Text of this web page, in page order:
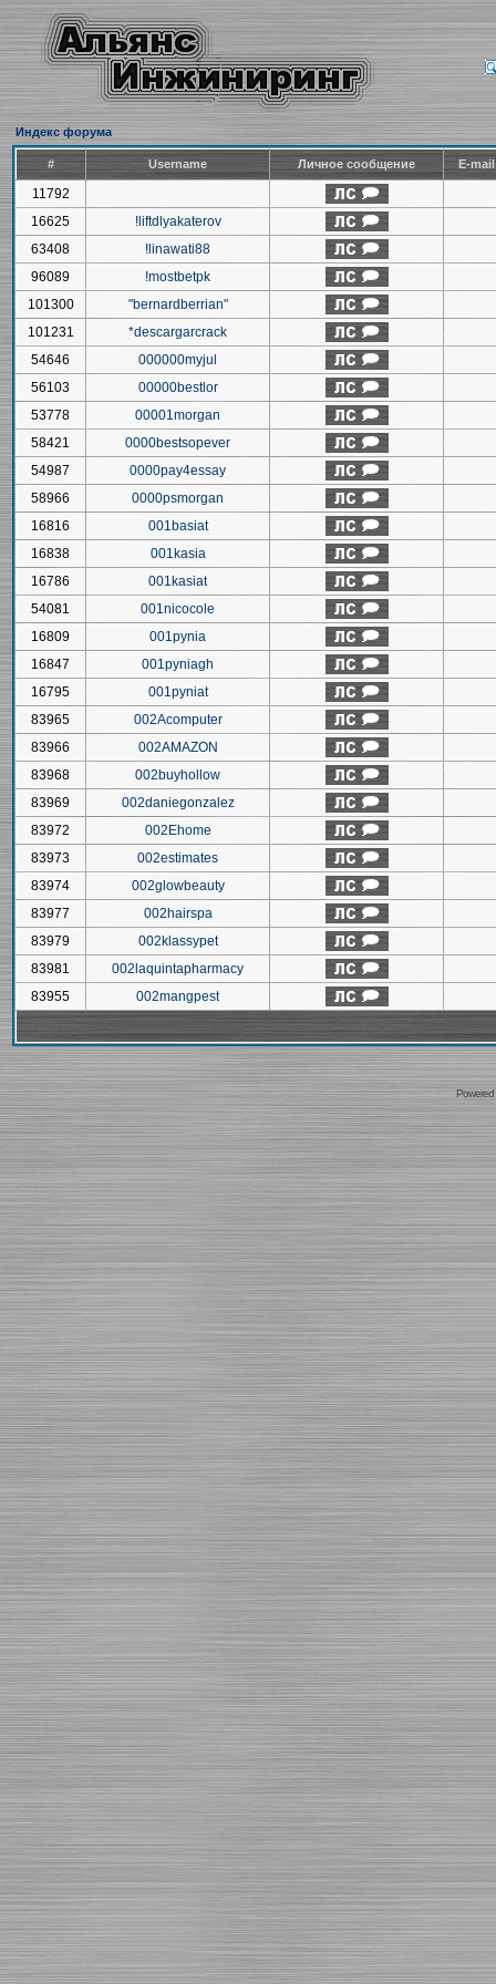
Индекс форума
# Username Личное сообщение E-
11792
16625
!liftdlyakaterov
63408
!linawati88
96089
!mostbetpk
101300
"bernardberrian"
101231
*descargarcrack
54646
000000myjul
56103
00000bestlor
53778
00001morgan
58421
0000bestsopever
54987
0000pay4essay
58966
0000psmorgan
16816
001basiat
16838
001kasia
16786
001kasiat
54081
001nicocole
16809
001pynia
16847
001pyniagh
16795
001pyniat
83965
002Acomputer
83966
002AMAZON
83968
002buyhollow
83969
002daniegonzalez
83972
002Ehome
83973
002estimates
83974
002glowbeauty
83977
002hairspa
83979
002klassypet
83981
002laquintapharmacy
83955
002mangpest